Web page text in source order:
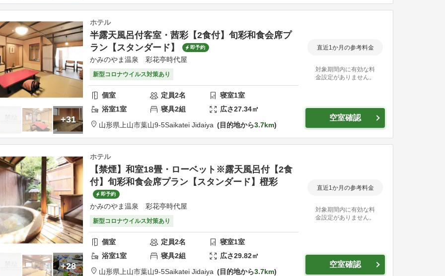
+31
ホテル
半露天風呂付客室・茜彩【2食付】旬彩和食会席プ
ラン【スタンダード】
即予約
かみのやま温泉 彩花亭時代屋
新型コロナウイルス対策あり
個室 定員2名 寝室1室
浴室1室 寝具2組 広さ27.34㎡
山形県 上山市葉山9-5Saikatei Jidaiya 目的地から3.7km
直近1か月の参考料金
対象期間内に有効な料
金設定がありません。
空室確認
+28
ホテル
【禁煙】和室18畳・ローベット※露天風呂付【2食
付】旬彩和食会席プラン【スタンダード】橙彩
即予約
かみのやま温泉 彩花亭時代屋
新型コロナウイルス対策あり
個室 定員2名 寝室1室
浴室1室 寝具2組 広さ29.82㎡
山形県 上山市葉山9-5Saikatei Jidaiya 目的地から3.7km
直近1か月の参考料金
対象期間内に有効な料
金設定がありません。
空室確認